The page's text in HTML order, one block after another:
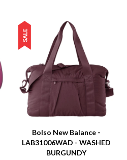
Bolso New Balance -
LAB31006WAD - WASHED
BURGUNDY